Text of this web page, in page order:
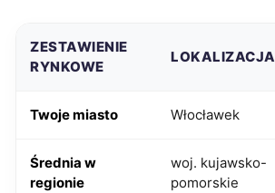
ZESTAWIENIE
RYNKOWE
LOKALIZACJA
Twoje miasto Włocławek
Średnia w
regionie
woj. kujawsko-
pomorskie